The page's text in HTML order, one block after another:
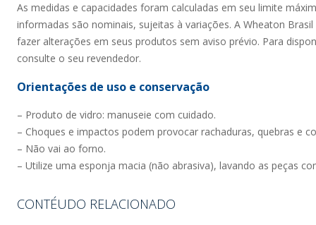
As medidas e capacidades foram calculadas em seu limite
informadas são nominais, sujeitas à variações. A Wheaton
fazer alterações em seus produtos sem aviso prévio. Para
consulte o seu revendedor.
Orientações de uso e conservação
– Produto de vidro: manuseie com cuidado.
– Choques e impactos podem provocar rachaduras, quebras e
– Não vai ao forno.
– Utilize uma esponja macia (não abrasiva), lavando as peças
CONTÉUDO RELACIONADO